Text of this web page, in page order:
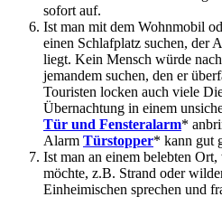
sofort auf.
Ist man mit dem Wohnmobil
einen Schlafplatz suchen, der
liegt. Kein Mensch würde
jemandem suchen, den er
Touristen locken auch viele
Übernachtung in einem
Tür und Fensteralarm*
Alarm Türstopper* kann gut
Ist man an einem belebten
möchte, z.B. Strand oder
Einheimischen sprechen und